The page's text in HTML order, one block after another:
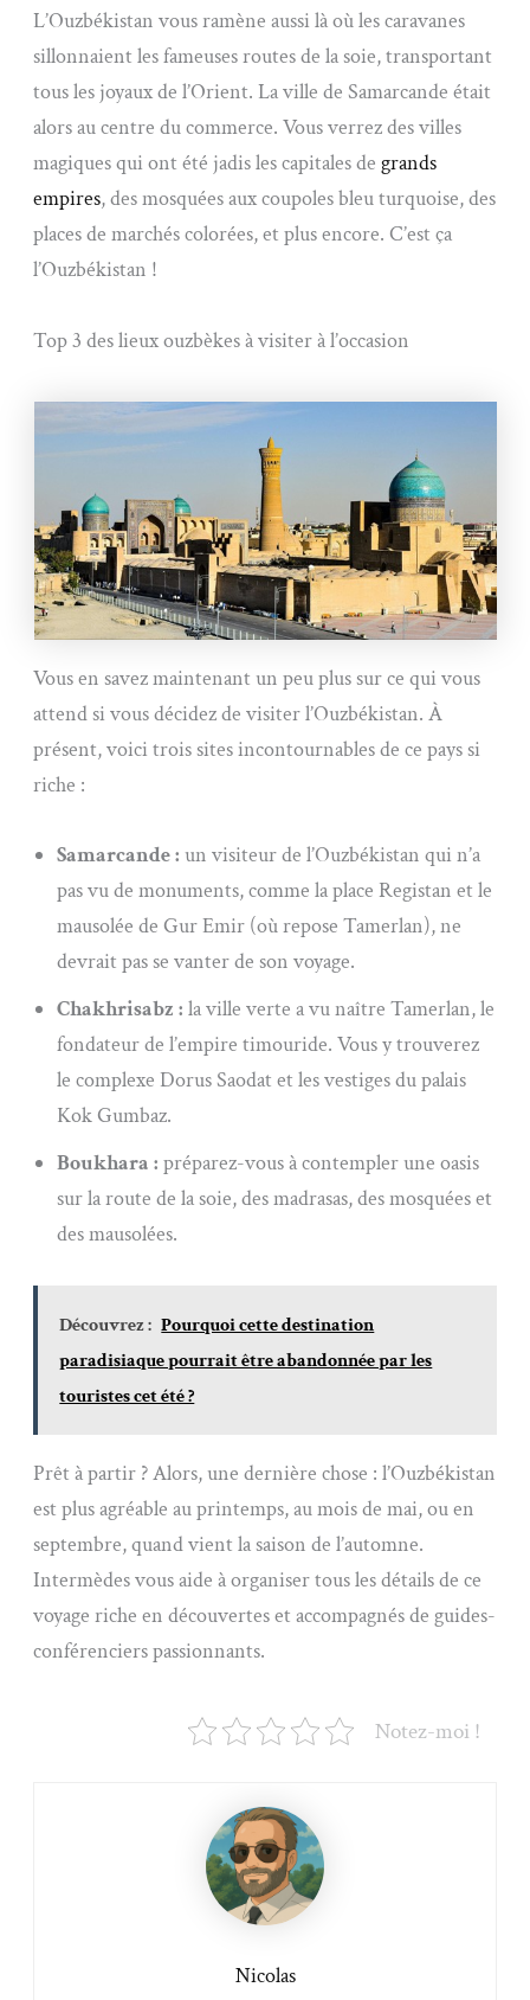
L’Ouzbékistan vous ramène aussi là où les caravanes
sillonnaient les fameuses routes de la soie, transportant
tous les joyaux de l’Orient. La ville de Samarcande était
alors au centre du commerce. Vous verrez des villes
magiques qui ont été jadis les capitales degrands
empires, des mosquées aux coupoles bleu turquoise, des
places de marchés colorées, et plus encore. C’est ça
l’Ouzbékistan !
Top 3 des lieux ouzbèkes à visiter à l’occasion
Vous en savez maintenant un peu plus sur ce qui vous
attend si vous décidez de visiter l’Ouzbékistan. À
présent, voici trois sites incontournables de ce pays si
riche :
Samarcande : un visiteur de l’Ouzbékistan qui n’a
pas vu de monuments, comme la place Registan et le
mausolée de Gur Emir (où repose Tamerlan), ne
devrait pas se vanter de son voyage.
Chakhrisabz :la ville verte a vu naître Tamerlan, le
fondateur de l’empire timouride. Vous y trouverez
le complexe Dorus Saodat et les vestiges du palais
Kok Gumbaz.
Boukhara : préparez-vous à contempler une oasis
sur la route de la soie, des madrasas, des mosquées et
des mausolées.
Découvrez : Pourquoi cette destination
paradisiaque pourrait être abandonnée par les
touristes cet été ?
Prêt à partir ? Alors, une dernière chose : l’Ouzbékistan
est plus agréable au printemps, au mois de mai, ou en
septembre, quand vient la saison de l’automne.
Intermèdes vous aide à organiser tous les détails de ce
voyage riche en découvertes et accompagnés de guides-
conférenciers passionnants.
Notez-moi !
Nicolas